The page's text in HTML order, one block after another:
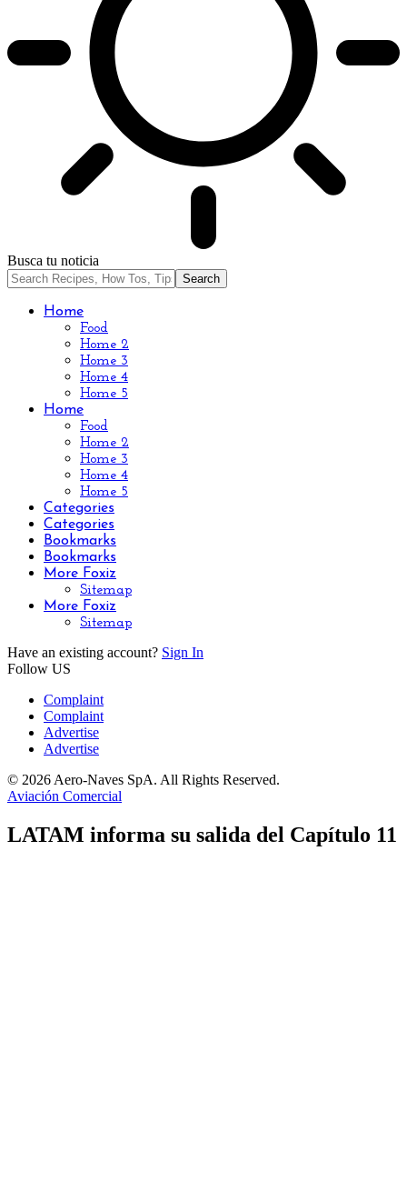
Busca tu noticia
Home
Food
Home 2
Home 3
Home 4
Home 5
Home
Food
Home 2
Home 3
Home 4
Home 5
Categories
Categories
Bookmarks
Bookmarks
More Foxiz
Sitemap
More Foxiz
Sitemap
Have an existing account? Sign In
Follow US
Complaint
Complaint
Advertise
Advertise
© 2026 Aero-Naves SpA. All Rights Reserved.
Aviación Comercial
LATAM informa su salida del Capítulo 11